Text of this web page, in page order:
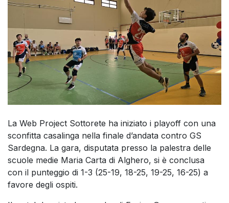
La Web Project Sottorete ha iniziato i playoff con una
sconfitta casalinga nella finale d’andata contro GS
Sardegna. La gara, disputata presso la palestra delle
scuole medie Maria Carta di Alghero, si è conclusa
con il punteggio di 1-3 (25-19, 18-25, 19-25, 16-25) a
favore degli ospiti.